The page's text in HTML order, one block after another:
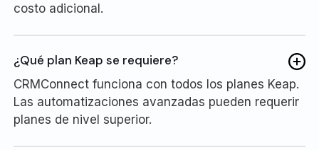
costo adicional.
¿Qué plan Keap se requiere?
CRMConnect funciona con todos los planes Keap.
Las automatizaciones avanzadas pueden requerir
planes de nivel superior.